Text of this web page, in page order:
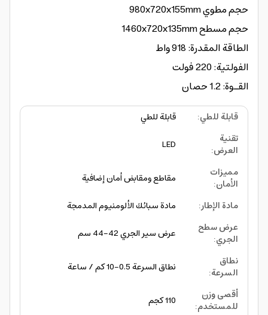
حجم مطوي 980x720x155mm
حجم مسطح 1460x720x135mm
الطاقة المقدرة: 918 واط
الفولتية: 220 فولت
القـوة: 1.2 حصان
قابلة للطي:
قابلة للطي
تقنية
العرض:
LED
مميزات
الأمان:
مقاطع ومقابض أمان إضافية
مادة الإطار:
مادة سبائك الألومنيوم المدمجة
عرض سطح
الجري:
عرض سير الجري 42-44 سم
نطاق
السرعة:
نطاق السرعة 0.5-10 كم / ساعة
أقصى وزن
للمستخدم:
110 كجم